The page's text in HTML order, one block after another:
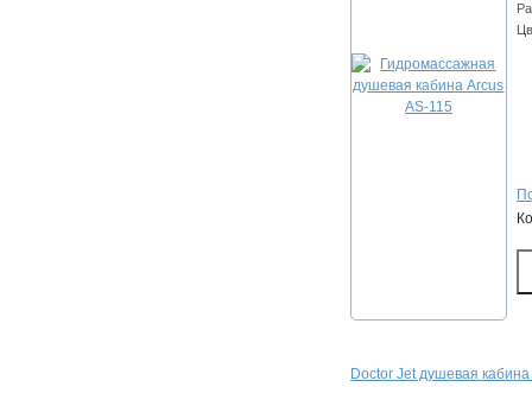
Doctor Jet душевая